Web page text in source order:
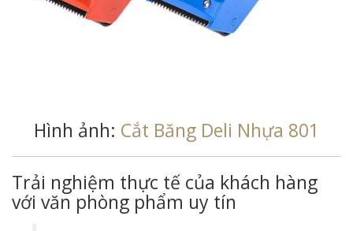
Hình ảnh: Cắt Băng Deli Nhựa 801
Trải nghiệm thực tế của khách hàng
với văn phòng phẩm uy tín